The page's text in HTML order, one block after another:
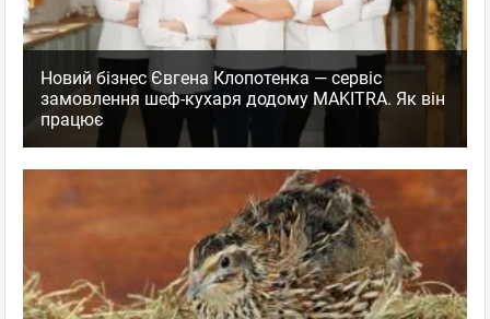
Новий бізнес Євгена Клопотенка — сервіс
замовлення шеф-кухаря додому MAKITRA. Як він
працює